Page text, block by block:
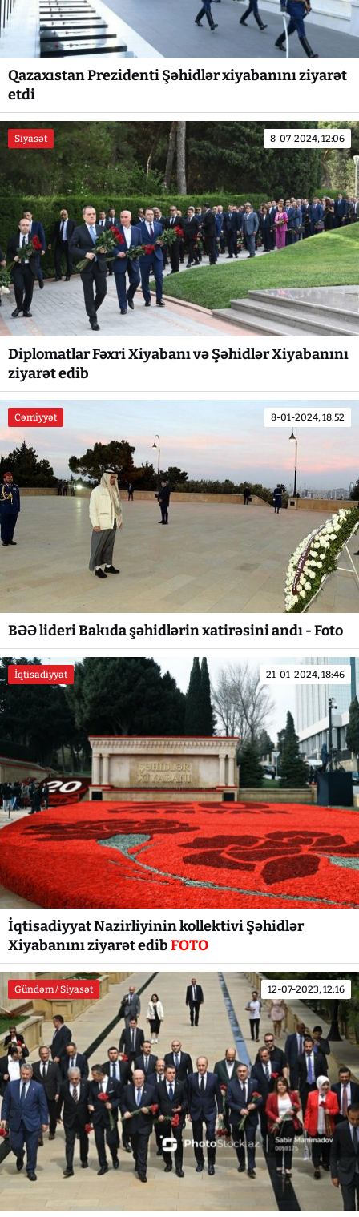
Qazaxıstan Prezidenti Şəhidlər xiyabanını ziyarət
etdi
Siyasət 8-07-2024, 12:06
Diplomatlar Fəxri Xiyabanı və Şəhidlər Xiyabanını
ziyarət edib
Cəmiyyət 8-01-2024, 18:52
BƏƏ lideri Bakıda şəhidlərin xatirəsini andı - Foto
İqtisadiyyat 21-01-2024, 18:46
İqtisadiyyat Nazirliyinin kollektivi Şəhidlər
Xiyabanını ziyarət edibFOTO
Gündəm / Siyasət 12-07-2023, 12:16